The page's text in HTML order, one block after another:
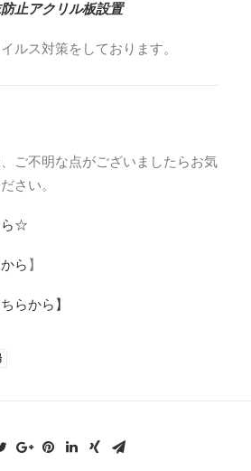
止アクリル板設置
ルス対策をしております。
ご不明な点がございましたらお気
さい。
ら☆
ら 】
らから】